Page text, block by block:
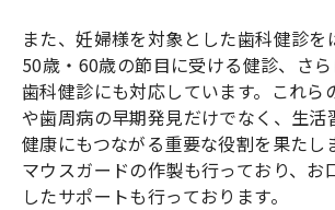
また、妊婦様を対象とした歯科健診を
50歳・60歳の節目に受ける健診、さ
歯科健診にも対応しています。これら
や歯周病の早期発見だけでなく、生活
健康にもつながる重要な役割を果たし
マウスガードの作製も行っており、お
したサポートも行っております。